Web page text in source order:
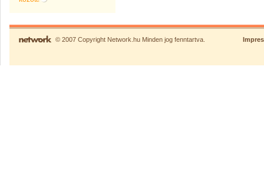
© 2007 Copyright Network.hu Minden jog fenntartva.